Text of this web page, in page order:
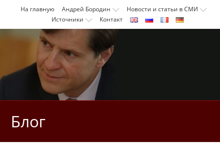
Перейти
содержимому
На главную Андрей Бородин
Новости и статьи в СМИ
Источники
Контакт
Блог